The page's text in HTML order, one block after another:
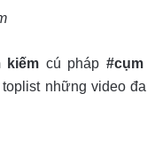
kiếm cú pháp
những video